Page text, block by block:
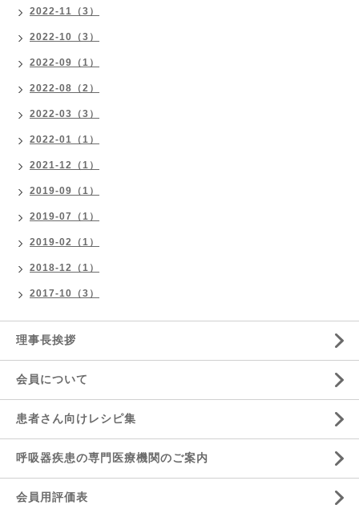
2022-11（3）
2022-10（3）
2022-09（1）
2022-08（2）
2022-03（3）
2022-01（1）
2021-12（1）
2019-09（1）
2019-07（1）
2019-02（1）
2018-12（1）
2017-10（3）
理事長挨拶
会員について
患者さん向けレシピ集
呼吸器疾患の専門医療機関のご案内
会員用評価表